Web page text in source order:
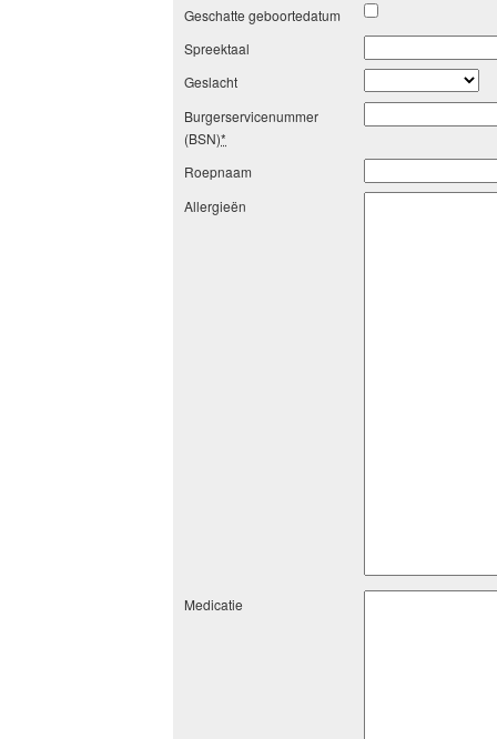
Geschatte geboortedatum
Spreektaal
Geslacht
Burgerservicenummer
(BSN)*
Roepnaam
Allergieën
Medicatie